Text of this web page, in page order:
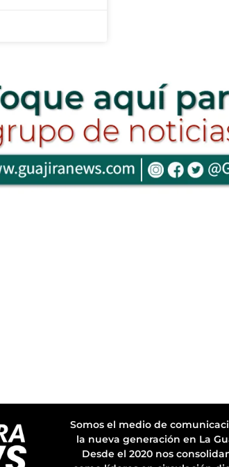
Somos el medio de
la nueva generación en La
Desde el 2020 nos